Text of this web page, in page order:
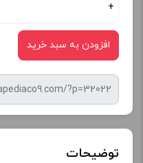
+
افزودن به سبد خرید
توضیحات